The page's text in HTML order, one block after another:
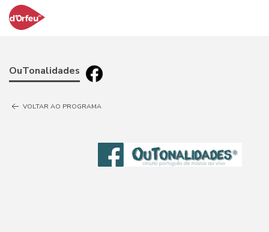
OuTonalidades
VOLTAR AO PROGRAMA